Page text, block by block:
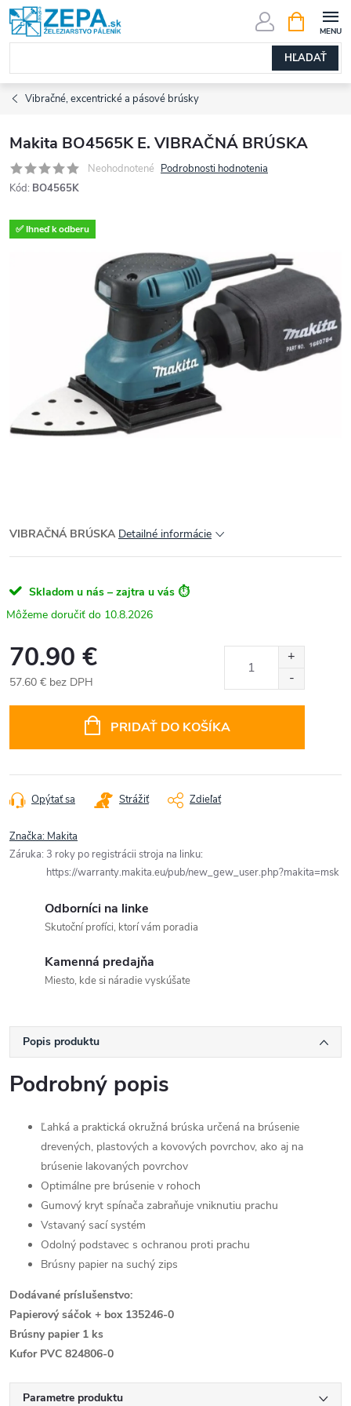
Prejsť
na
obsah
HĽADAŤ
KOŠÍK
Vibračné, excentrické a pásové brúsky
Makita BO4565K E. VIBRAČNÁ BRÚSKA
Neohodnotené Podrobnosti hodnotenia
Kód: BO4565K
✅ Ihneď k odberu
VIBRAČNÁ BRÚSKA Detailné informácie
Skladom u nás – zajtra u vás ⏱️
10.8.2026
70.90 €
57.60 € bez DPH
PRIDAŤ DO KOŠÍKA
Opýtať sa Strážiť Zdieľať
Značka: Makita
Záruka: 3 roky po registrácii stroja na linku:
https://warranty.makita.eu/pub/new_gew_user.php?makita=msk
Odborníci na linke
Skutoční profíci, ktorí vám poradia
Kamenná predajňa
Miesto, kde si náradie vyskúšate
Popis produktu
Podrobný popis
Ľahká a praktická okružná brúska určená na brúsenie
drevených, plastových a kovových povrchov, ako aj na
brúsenie lakovaných povrchov
Optimálne pre brúsenie v rohoch
Gumový kryt spínača zabraňuje vniknutiu prachu
Vstavaný sací systém
Odolný podstavec s ochranou proti prachu
Brúsny papier na suchý zips
Dodávané príslušenstvo:
Papierový sáčok + box 135246-0
Brúsny papier 1 ks
Kufor PVC 824806-0
Parametre produktu